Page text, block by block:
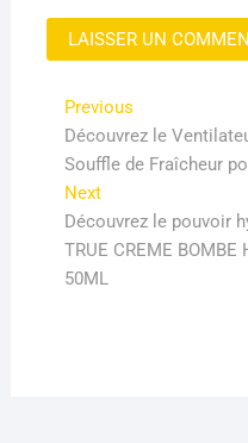
Navigation
de
l’article
PreviousPrevious
post:
Découvrez le
Souffle de Fraîcheur
NextNext
post:
Découvrez le pouvoir
TRUE CREME BOMBE
50ML